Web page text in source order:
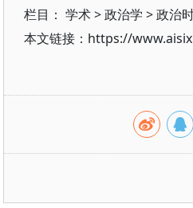
栏目： 学术>政治学 >政治
本文链接：https://